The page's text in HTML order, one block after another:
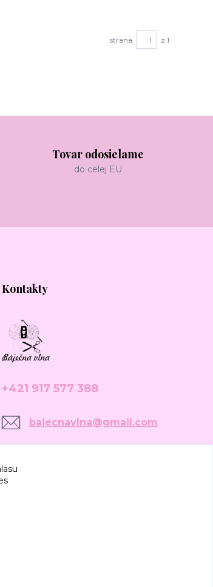
strana z 1
Tovar odosielame
do celej EU
Kontakty
+421 917 577 388
bajecnavlna@gmail.com